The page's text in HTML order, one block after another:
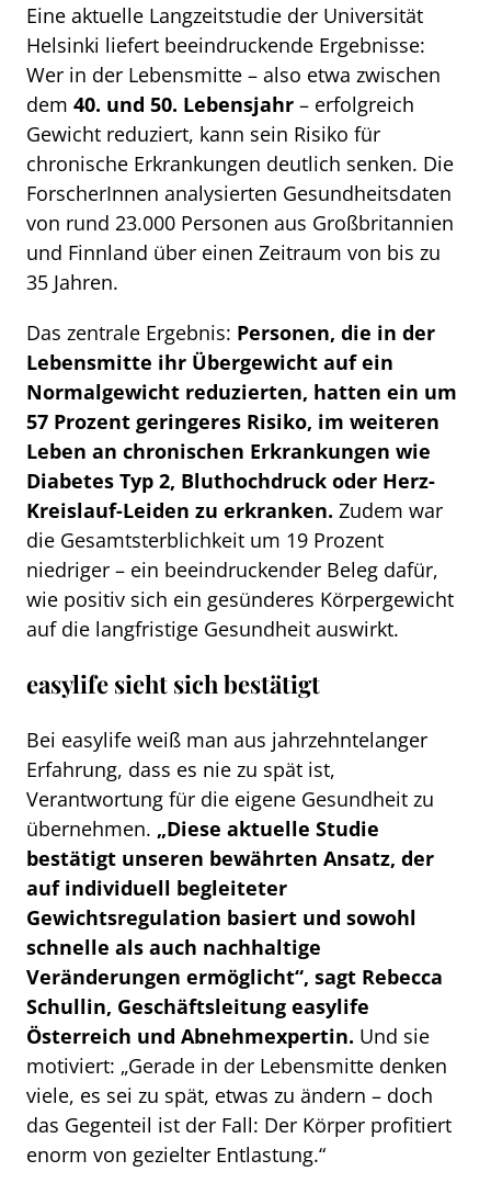
Eine aktuelle Langzeitstudie der Universität
Helsinki liefert beeindruckende Ergebnisse:
Wer in der Lebensmitte – also etwa zwischen
dem 40. und 50. Lebensjahr – erfolgreich
Gewicht reduziert, kann sein Risiko für
chronische Erkrankungen deutlich senken. Die
ForscherInnen analysierten Gesundheitsdaten
von rund 23.000 Personen aus Großbritannien
und Finnland über einen Zeitraum von bis zu
35 Jahren.
Das zentrale Ergebnis: Personen, die in der
Lebensmitte ihr Übergewicht auf ein
Normalgewicht reduzierten, hatten ein um
57 Prozent geringeres Risiko, im weiteren
Leben an chronischen Erkrankungen wie
Diabetes Typ 2, Bluthochdruck oder Herz-
Kreislauf-Leiden zu erkranken. Zudem war
die Gesamtsterblichkeit um 19 Prozent
niedriger – ein beeindruckender Beleg dafür,
wie positiv sich ein gesünderes Körpergewicht
auf die langfristige Gesundheit auswirkt.
easylife sieht sich bestätigt
Bei easylife weiß man aus jahrzehntelanger
Erfahrung, dass es nie zu spät ist,
Verantwortung für die eigene Gesundheit zu
übernehmen. „Diese aktuelle Studie
bestätigt unseren bewährten Ansatz, der
auf individuell begleiteter
Gewichtsregulation basiert und sowohl
schnelle als auch nachhaltige
Veränderungen ermöglicht“, sagt Rebecca
Schullin, Geschäftsleitung easylife
Österreich und Abnehmexpertin. Und sie
motiviert: „Gerade in der Lebensmitte denken
viele, es sei zu spät, etwas zu ändern – doch
das Gegenteil ist der Fall: Der Körper profitiert
enorm von gezielter Entlastung.“